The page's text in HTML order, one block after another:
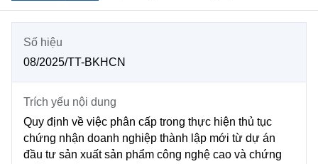
Sở Khoa học và Công nghệ
Chuyển đổi số
Bưu chính, Viễn thông
Sở hữu trí tuệ
Tiêu chuẩn, đo lường, chất lượng
Hệ thống văn bản
Văn bản QPPL
Văn bản chỉ đạo điều hành
Lấy ý kiến người dân về dự thảo VBQPPL
MST IOFFICE
Khoa học và Công nghệ
Đổi mới sáng tạo
Multimedia
THƯ ĐIỆN TỬ
Số hiệu
08/2025/TT-BKHCN
Trích yếu nội dung
Quy định về việc phân cấp trong thực hiện thủ tục
chứng nhận doanh nghiệp thành lập mới từ dự án
đầu tư sản xuất sản phẩm công nghệ cao và chứng